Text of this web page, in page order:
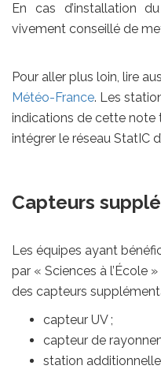
En cas d’installation
vivement conseillé de
Pour aller plus loin, lire
Météo-France. Les
indications de cette note
intégrer le réseau StatIC
Capteurs
Les équipes ayant
par « Sciences à l’École
des capteurs
capteur UV ;
capteur de
station